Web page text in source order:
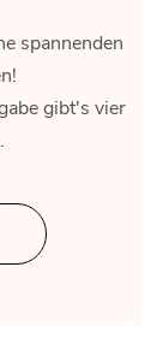
spannenden
gibt's vier